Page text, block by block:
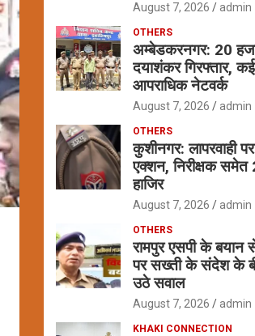
August 7, 2026 admin
OTHERS
अम्बेडकरनगर: 20
दयाशंकर गिरफ्तार,
आपराधिक नेटवर्क
August 7, 2026 admin
OTHERS
कुशीनगर: लापरवाही
एक्शन, निरीक्षक समेत
हाजिर
August 7, 2026 admin
OTHERS
रामपुर एसपी के बयान
पर सख्ती के संदेश के
उठे सवाल
August 7, 2026 admin
KHAKI CONNECTION